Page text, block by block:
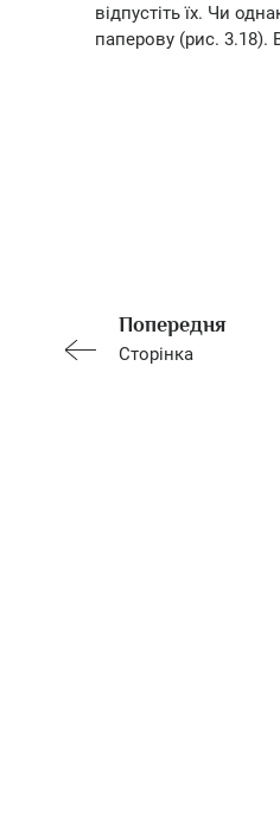
відпустіть їх. Чи
паперову (рис. 3.18).
Попередня
Сторінка